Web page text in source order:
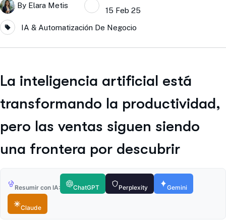
By Elara Metis
15 Feb 25
IA & Automatización De Negocio
La inteligencia artificial está
transformando la productividad,
pero las ventas siguen siendo
una frontera por descubrir
Resumir con IA: ChatGPT Perplexity Gemini
Claude